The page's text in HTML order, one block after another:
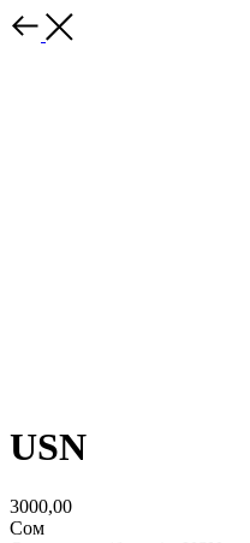
USN
3000,00
Сом